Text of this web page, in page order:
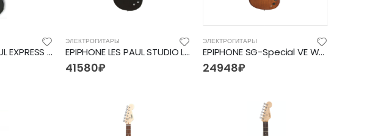
EPIPHONE LES PAUL EXPRESS EBONY, электрогитара
ЭЛЕКТРОГИТАРЫ
EPIPHONE LES PAUL STUDIO LT Ebony
41580₽
ЭЛЕКТРОГИТАРЫ
EPIPHONE SG-Special VE Walnut
24948₽